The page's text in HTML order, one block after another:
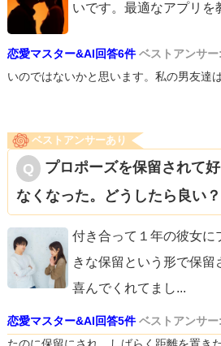
いです。最適なアプリを
恋愛マスター&AI回答6件 ベストアンサー:
いのではないかと思います。私の男友達
ベストアンサーあり
プロポーズを保留されて
なくなった。どうしたら良い？
付き合って１年の彼女に
きな保留という形で保留
喜んでくれてまし...
恋愛マスター&AI回答5件 ベストアンサー: